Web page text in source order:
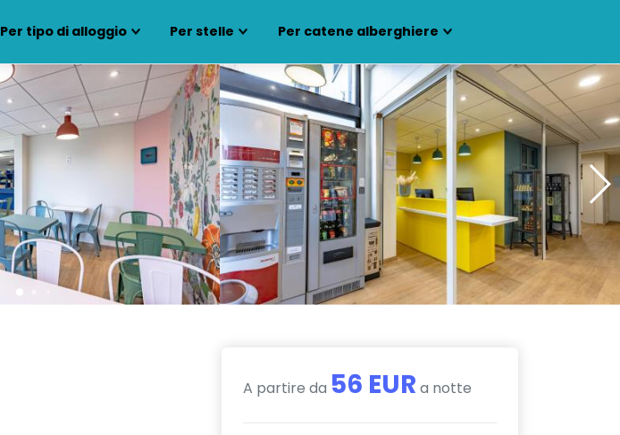
Per tipo di alloggio Per stelle Per catene alberghiere
A partire da 56 EUR a notte